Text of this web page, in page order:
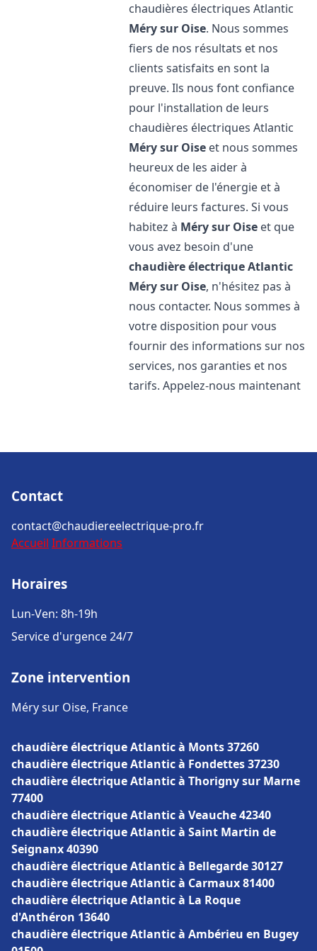
chaudières électriques Atlantic
Méry sur Oise. Nous sommes
fiers de nos résultats et nos
clients satisfaits en sont la
preuve. Ils nous font confiance
pour l'installation de leurs
chaudières électriques Atlantic
Méry sur Oise et nous sommes
heureux de les aider à
économiser de l'énergie et à
réduire leurs factures. Si vous
habitez à Méry sur Oise et que
vous avez besoin d'une
chaudière électrique Atlantic
Méry sur Oise, n'hésitez pas à
nous contacter. Nous sommes à
votre disposition pour vous
fournir des informations sur nos
services, nos garanties et nos
tarifs. Appelez-nous maintenant
Contact
contact@chaudiereelectrique-pro.fr
Accueil Informations
Horaires
Lun-Ven: 8h-19h
Service d'urgence 24/7
Zone intervention
Méry sur Oise, France
chaudière électrique Atlantic à Monts 37260
chaudière électrique Atlantic à Fondettes 37230
chaudière électrique Atlantic à Thorigny sur Marne
77400
chaudière électrique Atlantic à Veauche 42340
chaudière électrique Atlantic à Saint Martin de
Seignanx 40390
chaudière électrique Atlantic à Bellegarde 30127
chaudière électrique Atlantic à Carmaux 81400
chaudière électrique Atlantic à La Roque
d'Anthéron 13640
chaudière électrique Atlantic à Ambérieu en Bugey